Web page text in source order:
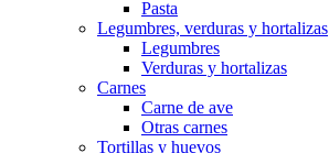
Pasta
Legumbres, verduras y hortalizas
Legumbres
Verduras y hortalizas
Carnes
Carne de ave
Otras carnes
Tortillas y huevos